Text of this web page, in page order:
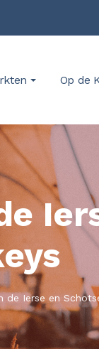
Op de
de Ierse en